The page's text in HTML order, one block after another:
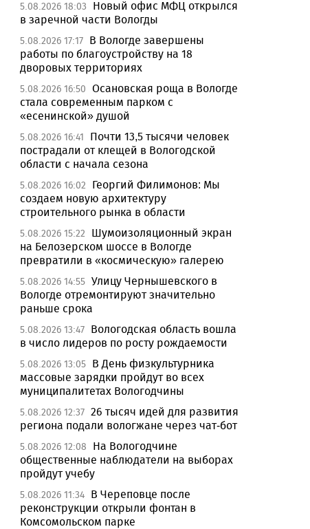
5.08.2026 18:03
Новый офис МФЦ открылся
в заречной части Вологды
5.08.2026 17:17 В Вологде завершены
работы по благоустройству на 18
дворовых территориях
5.08.2026 16:50 Осановская роща в Вологде
стала современным парком с
«есенинской» душой
5.08.2026 16:41
Почти 13,5 тысячи человек
пострадали от клещей в Вологодской
области с начала сезона
5.08.2026 16:02
Георгий Филимонов: Мы
создаем новую архитектуру
строительного рынка в области
5.08.2026 15:22
Шумоизоляционный экран
на Белозерском шоссе в Вологде
превратили в «космическую» галерею
5.08.2026 14:55 Улицу Чернышевского в
Вологде отремонтируют значительно
раньше срока
5.08.2026 13:47 Вологодская область вошла
в число лидеров по росту рождаемости
5.08.2026 13:05 В День физкультурника
массовые зарядки пройдут во всех
муниципалитетах Вологодчины
5.08.2026 12:37 26 тысяч идей для развития
региона подали вологжане через чат-бот
5.08.2026 12:08
На Вологодчине
общественные наблюдатели на выборах
пройдут учебу
5.08.2026 11:34 В Череповце после
реконструкции открыли фонтан в
Комсомольском парке